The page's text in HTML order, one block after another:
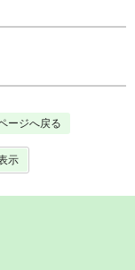
ージへ戻る
示